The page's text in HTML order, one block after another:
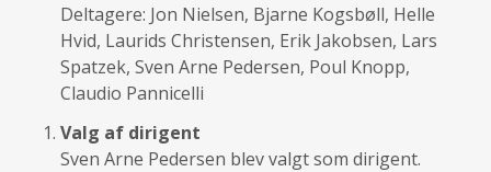
Deltagere: Jon Nielsen, Bjarne Kogsbøll, Helle
Hvid, Laurids Christensen, Erik Jakobsen, Lars
Spatzek, Sven Arne Pedersen, Poul Knopp,
Claudio Pannicelli
Valg af dirigent
Sven Arne Pedersen blev valgt som dirigent.